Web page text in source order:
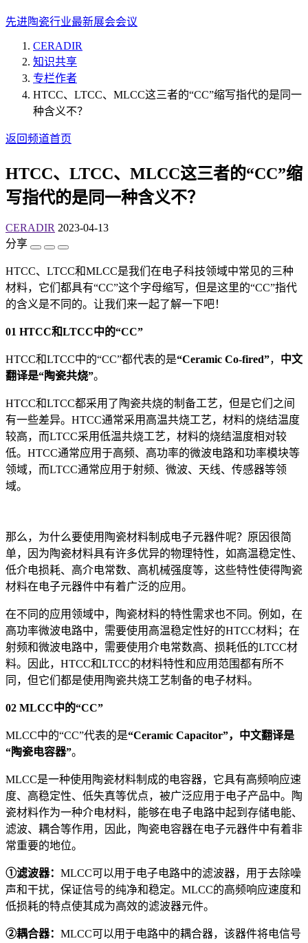
先进陶瓷行业最新展会会议
CERADIR
知识共享
专栏作者
HTCC、LTCC、MLCC这三者的“CC”缩写指代的是同一
种含义不？
返回频道首页
HTCC、LTCC、MLCC这三者的“CC”缩
写指代的是同一种含义不？
CERADIR 2023-04-13
分享
HTCC、LTCC和MLCC是我们在电子科技领域中常见的三种
材料，它们都具有“CC”这个字母缩写，但是这里的“CC”指代
的含义是不同的。让我们来一起了解一下吧！
01 HTCC和LTCC中的“CC”
HTCC和LTCC中的“CC”都代表的是“Ceramic Co-fired”， 中文
翻译是“陶瓷共烧”。
HTCC和LTCC都采用了陶瓷共烧的制备工艺，但是它们之间
有一些差异。HTCC通常采用高温共烧工艺，材料的烧结温度
较高，而LTCC采用低温共烧工艺，材料的烧结温度相对较
低。HTCC通常应用于高频、高功率的微波电路和功率模块等
领域，而LTCC通常应用于射频、微波、天线、传感器等领
域。
那么，为什么要使用陶瓷材料制成电子元器件呢？原因很简
单，因为陶瓷材料具有许多优异的物理特性，如高温稳定性、
低介电损耗、高介电常数、高机械强度等，这些特性使得陶瓷
材料在电子元器件中有着广泛的应用。
在不同的应用领域中，陶瓷材料的特性需求也不同。例如，在
高功率微波电路中，需要使用高温稳定性好的HTCC材料；在
射频和微波电路中，需要使用介电常数高、损耗低的LTCC材
料。因此，HTCC和LTCC的材料特性和应用范围都有所不
同，但它们都是使用陶瓷共烧工艺制备的电子材料。
02 MLCC中的“CC”
MLCC中的“CC”代表的是“Ceramic Capacitor”，中文翻译是
“陶瓷电容器”。
MLCC是一种使用陶瓷材料制成的电容器，它具有高频响应速
度、高稳定性、低失真等优点，被广泛应用于电子产品中。陶
瓷材料作为一种介电材料，能够在电子电路中起到存储电能、
滤波、耦合等作用，因此，陶瓷电容器在电子元器件中有着非
常重要的地位。
①滤波器： MLCC可以用于电子电路中的滤波器，用于去除噪
声和干扰，保证信号的纯净和稳定。MLCC的高频响应速度和
低损耗的特点使其成为高效的滤波器元件。
②耦合器： MLCC可以用于电路中的耦合器，该器件将电信号